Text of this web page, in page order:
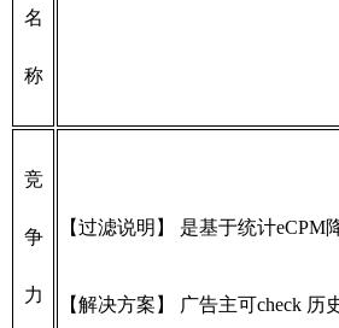
名
称
竞
争
力
【过滤说明】 是基于统计eCPM
【解决方案】 广告主可check 历